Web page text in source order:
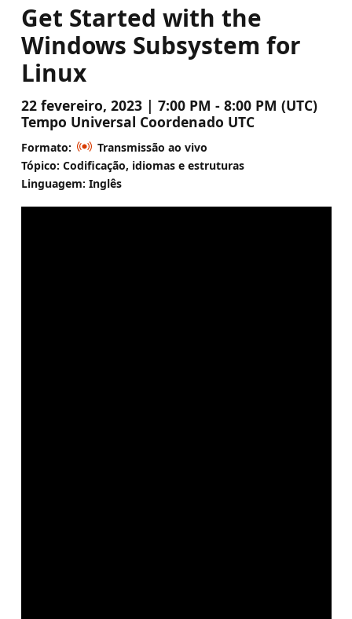
Get Started with the
Windows Subsystem for
Linux
22 fevereiro, 2023 | 7:00 PM - 8:00 PM (UTC)
Tempo Universal Coordenado UTC
Formato:
Transmissão ao vivo
Tópico: Codificação, idiomas e estruturas
Linguagem: Inglês